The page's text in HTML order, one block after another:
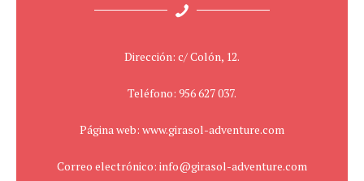
Dirección: c/ Colón, 12.
Teléfono: 956 627 037.
Página web: www.girasol-adventure.com
Correo electrónico: info@girasol-adventure.com